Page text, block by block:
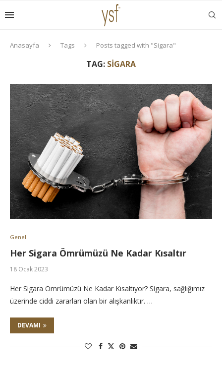
Anasayfa Tags Posts tagged with "Sigara"
TAG: SIGARA
Genel
Her Sigara Ömrümüzü Ne Kadar Kısaltır
18 Ocak 2023
Her Sigara Ömrümüzü Ne Kadar Kısaltıyor? Sigara, sağlığımız
üzerinde ciddi zararları olan bir alışkanlıktır. …
DEVAMI